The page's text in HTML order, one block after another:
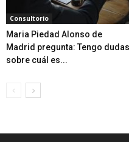
Consultorio
Maria Piedad Alonso de
Madrid pregunta: Tengo dudas
sobre cuál es...